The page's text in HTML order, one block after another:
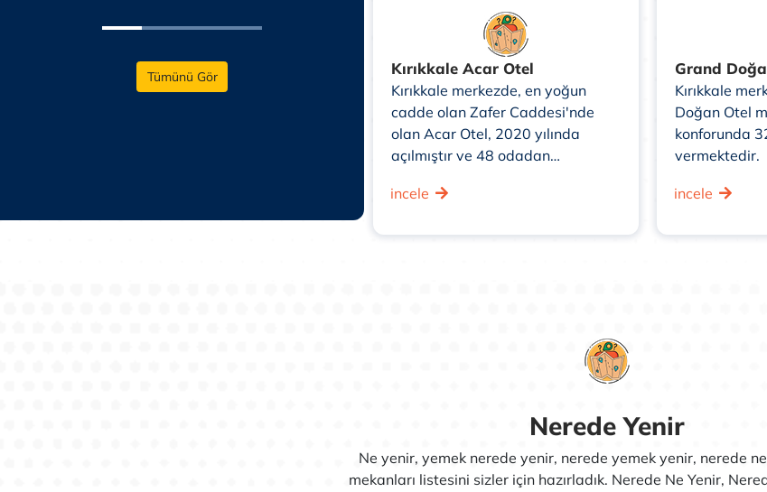
Tümünü Gör Kırıkkale Acar Otel
Kırıkkale merkezde, en yoğun
cadde olan Zafer Caddesi'nde
olan Acar Otel, 2020 yılında
açılmıştır ve 48 odadan
incele
Grand
Kırıkkale
Doğan Otel
konforunda
vermektedir.
incele
Nerede Yenir
Ne yenir, yemek nerede yenir, nerede yemek yenir, nerede
mekanları listesini sizler için hazırladık. Nerede Ne Yenir,